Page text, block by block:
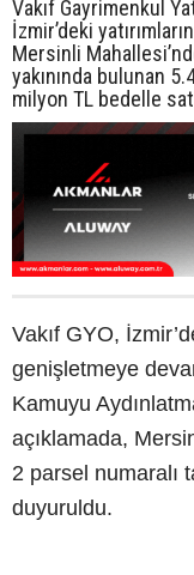
Vakıf Gayrimenkul
İzmir’deki
Mersinli
yakınında bulunan
milyon TL bedelle
Vakıf GYO,
genişletmeye
Kamuyu
açıklamada,
2 parsel numaralı
duyuruldu.